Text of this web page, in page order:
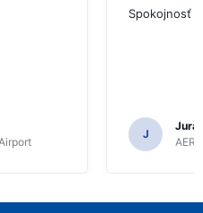
Spokojnosť
J
Juraj